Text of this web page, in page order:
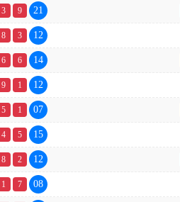
3 9 21
8 3 12
6 6 14
9 1 12
5 1 07
4 5 15
8 2 12
1 7 08